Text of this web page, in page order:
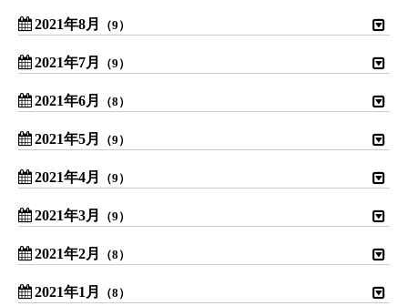
2021年8月 （9）
2021年7月 （9）
2021年6月 （8）
2021年5月 （9）
2021年4月 （9）
2021年3月 （9）
2021年2月 （8）
2021年1月 （8）